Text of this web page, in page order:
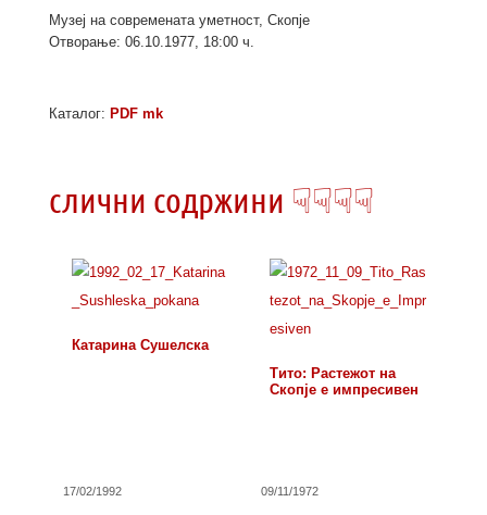
Музеј на современата уметност, Скопје
Отворање: 06.10.1977, 18:00 ч.
Каталог: PDF mk
слични содржини ☟☟☟☟
Катарина Сушелска
17/02/1992
Тито: Растежот на
Скопје е импресивен
09/11/1972